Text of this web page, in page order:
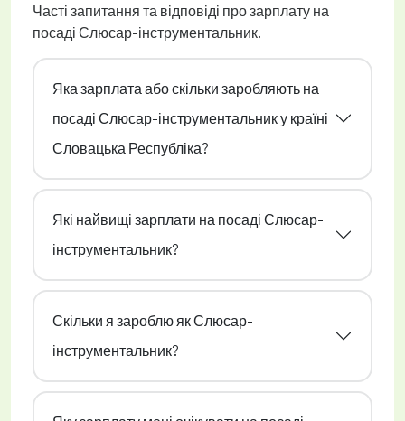
Часті запитання та відповіді про зарплату на
посаді Слюсар-інструментальник.
Яка зарплата або скільки заробляють на
посаді Слюсар-інструментальник у країні
Словацька Республіка?
Які найвищі зарплати на посаді Слюсар-
інструментальник?
Скільки я зароблю як Слюсар-
інструментальник?